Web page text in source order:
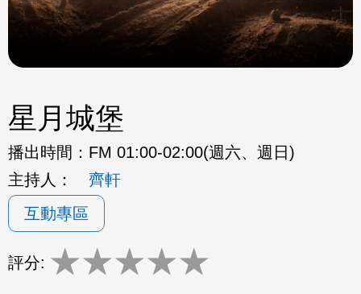
星月城堡
播出時間： FM 01:00-02:00(週六、週日)
主持人：
齊軒
互動專區
評分: ★★★★★